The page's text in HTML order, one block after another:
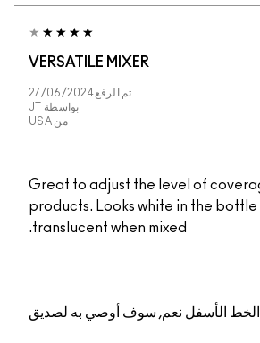
VERSATILE MIXER
تم الرفع 27/06/2024
بواسطة JT
من USA
Great to adjust the level of
products. Looks white in the
translucent when mixed.
الأسفلنعم, سوف أوصي به لصديق